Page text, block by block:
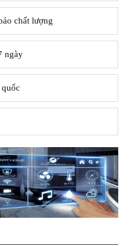
chất lượng
ngày